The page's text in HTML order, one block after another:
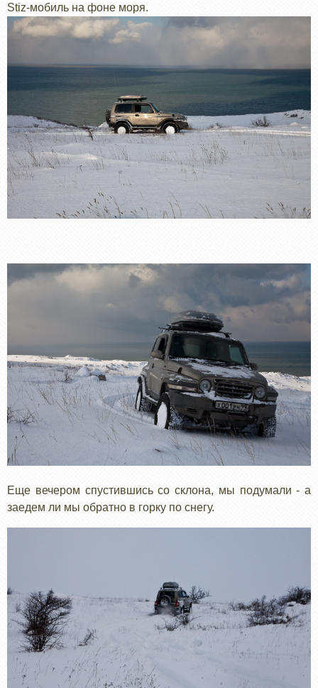
Stiz-мобиль на фоне моря.
Еще вечером спустившись со склона, мы подумали - а
заедем ли мы обратно в горку по снегу.